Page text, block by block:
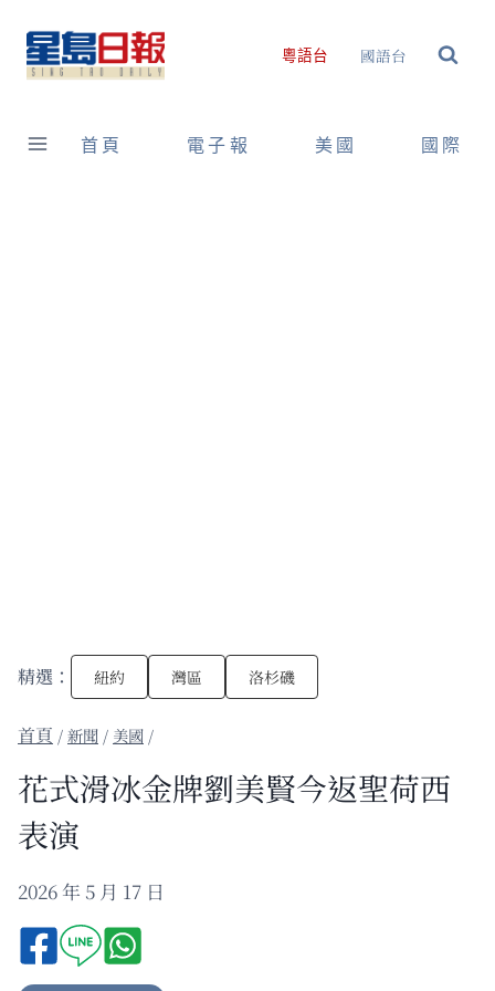
content
粵語台 國語台
首頁 電子報 美國 國際
精選： 紐約 灣區 洛杉磯
/新聞 / 美國 /
花式滑冰金牌劉美賢今返聖荷西
表演
2026 年 5 月 17 日